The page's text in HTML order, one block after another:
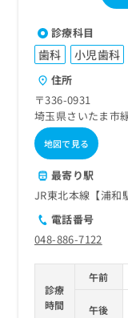
診療科目
歯科 小児歯科
住所
〒336-0931
埼玉県さいたま市
地図で見る
最寄り駅
JR東北本線【浦和
電話番号
048-886-7122
診療
時間
午前
午後